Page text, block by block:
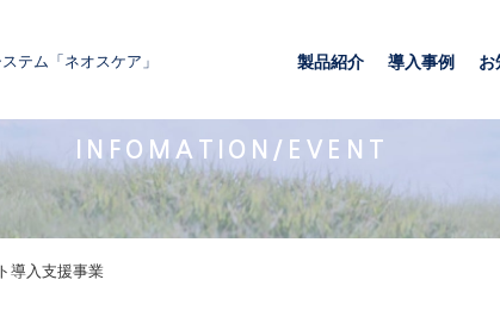
テム「ネオスケア」 製品紹介 導入事例
INFOMATION/EVENT
導入支援事業